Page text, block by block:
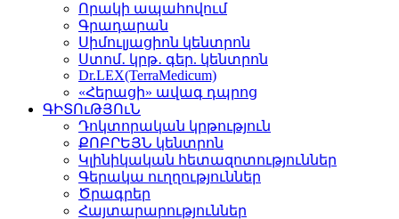
Որակի ապահովում
Գրադարան
Սիմուլյացիոն կենտրոն
Ստոմ․ կրթ․ գեր. կենտրոն
Dr.LEX(TerraMedicum)
«Հերացի» ավագ դպրոց
ԳԻՏՈւԹՅՈւՆ
Դոկտորական կրթություն
ՔՈԲՐԵՅՆ կենտրոն
Կլինիկական հետազոտություններ
Գերակա ուղղություններ
Ծրագրեր
Հայտարարություններ